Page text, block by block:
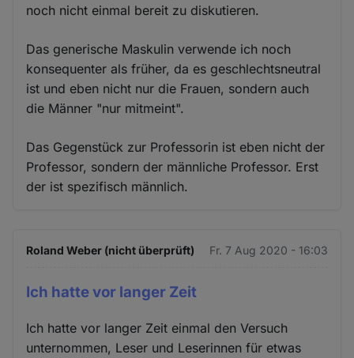
noch nicht einmal bereit zu diskutieren.
Das generische Maskulin verwende ich noch
konsequenter als früher, da es geschlechtsneutral
ist und eben nicht nur die Frauen, sondern auch
die Männer "nur mitmeint".
Das Gegenstück zur Professorin ist eben nicht der
Professor, sondern der männliche Professor. Erst
der ist spezifisch männlich.
Roland Weber (nicht überprüft) Fr. 7 Aug 2020 - 16:03
Ich hatte vor langer Zeit
Ich hatte vor langer Zeit einmal den Versuch
unternommen, Leser und Leserinnen für etwas